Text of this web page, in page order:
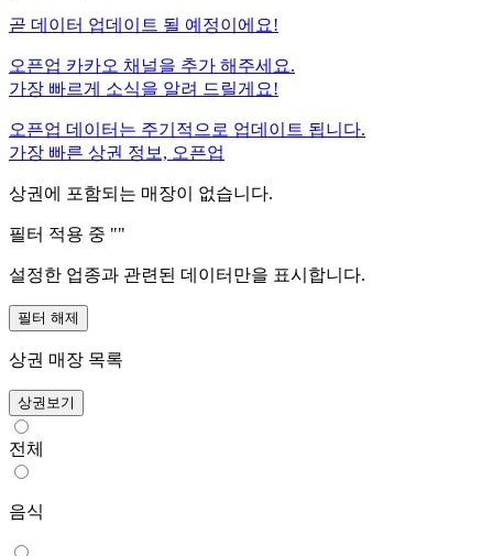
곧 데이터 업데이트 될 예정이에요!
오픈업 카카오 채널을 추가 해주세요.
가장 빠르게 소식을 알려 드릴게요!
오픈업 데이터는 주기적으로 업데이트 됩니다.
가장 빠른 상권 정보, 오픈업
상권에 포함되는 매장이 없습니다.
필터 적용 중 ""
설정한 업종과 관련된 데이터만을 표시합니다.
필터 해제
상권 매장 목록
상권보기
전체
음식